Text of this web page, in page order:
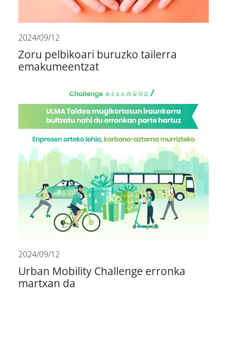
2024/09/12
Zoru pelbikoari buruzko tailerra
emakumeentzat
2024/09/12
Urban Mobility Challenge erronka
martxan da